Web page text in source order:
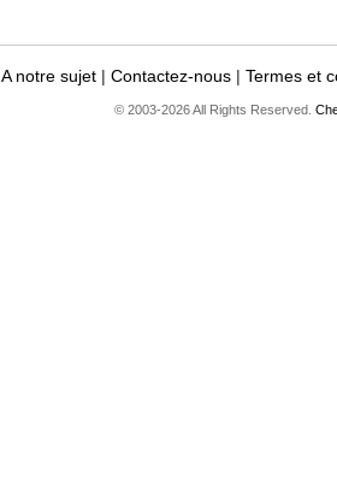
A notre sujet |Contactez-nous |Termes et
© 2003-2026 All Rights Reserved.